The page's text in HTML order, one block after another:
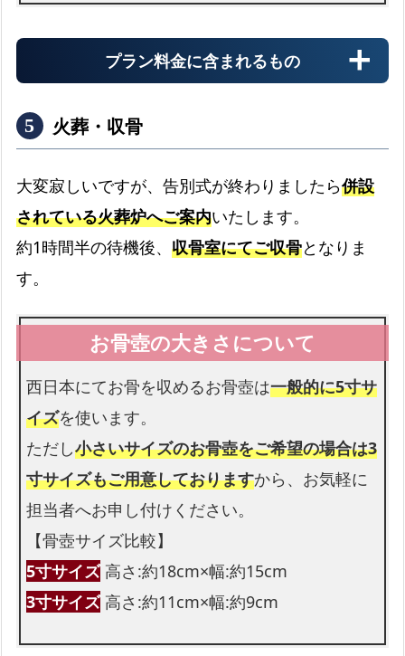
プラン料金に含まれるもの
納棺切り花
お顔まわりを彩る切り花です
花束
お足元も花束を入れられます
火葬・収骨
大変寂しいですが、告別式が終わりましたら併設
されている火葬炉へご案内いたします。
約1時間半の待機後、 収骨室にてご収骨となりま
す。
西日本にてお骨を収めるお骨壺は一般的に5寸サ
イズを使います。
ただし小さいサイズのお骨壺をご希望の場合は3
寸サイズもご用意しておりますから、お気軽に
担当者へお申し付けください。
【骨壺サイズ比較】
5寸サイズ 高さ:約18cm×幅:約15cm
3寸サイズ 高さ:約11cm×幅:約9cm